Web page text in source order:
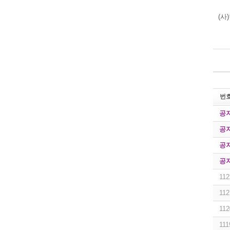
(사
번
공지
공지
공지
공지